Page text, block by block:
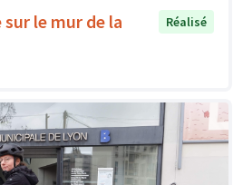
le mur de la
Réalisé